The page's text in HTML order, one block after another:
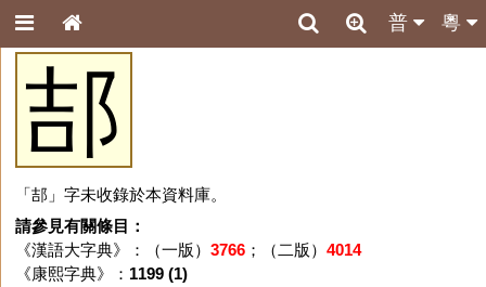
粵
普
郆
「郆」字未收錄於本資料庫。
請參見有關條目：
《漢語大字典》：（一版） 3766；（二版） 4014
《康熙字典》： 1199 (1)